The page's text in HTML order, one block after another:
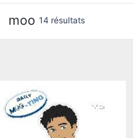
moo 14 résultats